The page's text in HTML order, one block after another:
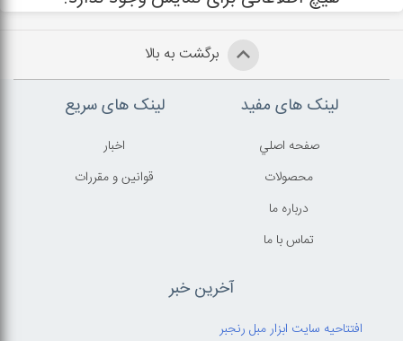
برگشت به بالا
لینک های مفید
صفحه اصلي
محصولات
درباره ما
تماس با ما
لینک های سریع
اخبار
قوانين و مقررات
آخرین خبر
افتتاحیه سایت ابزار مبل رنجبر